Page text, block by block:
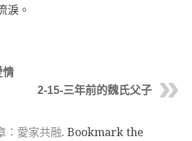
淚。
情
2-15-三年前的魏氏父子
：愛家共融. Bookmark the